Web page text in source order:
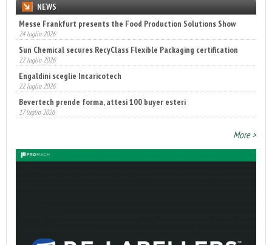
NEWS
Messe Frankfurt presents the Food Production Solutions Show
24 luglio 2026
Sun Chemical secures RecyClass Flexible Packaging certification
22 luglio 2026
Engaldini sceglie Incaricotech
22 luglio 2026
Bevertech prende forma, attesi 100 buyer esteri
17 luglio 2026
Annunciati i finalisti dei Diamonds Awards 2026 di FTA Europe
14 luglio 2026
More >